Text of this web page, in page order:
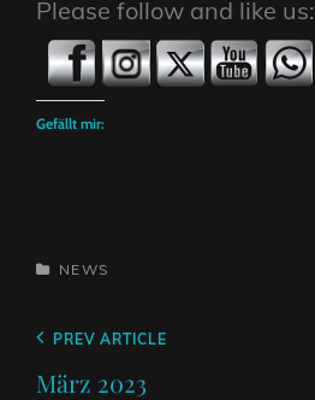
Please follow and like us:
Gefällt mir:
CATEGORIES
NEWS
Beitragsnavigation
Previous
Post
PREV ARTICLE
März 2023